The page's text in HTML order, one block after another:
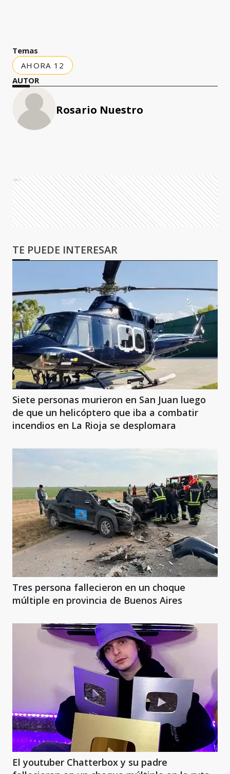
Temas
AHORA 12
AUTOR
Rosario Nuestro
Ads
TE PUEDE INTERESAR
Siete personas murieron en San Juan luego
de que un helicóptero que iba a combatir
incendios en La Rioja se desplomara
Tres persona fallecieron en un choque
múltiple en provincia de Buenos Aires
El youtuber Chatterbox y su padre